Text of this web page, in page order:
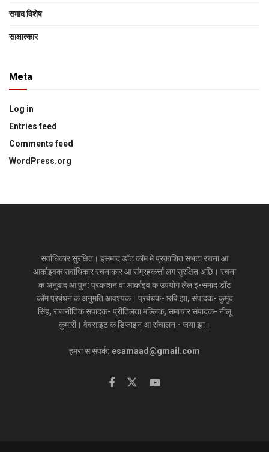
समाद विशेष
साक्षात्‍कार
Meta
Log in
Entries feed
Comments feed
WordPress.org
सर्वाधिकार सुरक्षित। इसमाद डॉट कॉम मे प्रकाशित सभटा रचना आ
आर्काइवक सर्वाधिकार रचनाकार आ संग्रहकर्त्ता लग सुरक्षित अछि। रचना
क अनुवाद आ पुन: प्रकाशन वा आर्काइव क उपयोग लेल इ-समाद डॉट
कॉम प्रबंधन क अनुमति आवश्यक। प्रबंधक- छवि झा, संपादक- कुमुद
सिंह, राजनीतिक संपादक- प्रीतिलता मल्लिक, समाचार संपादक- नीलू
कुमारी। वेवसाइट क डिजाइन आ संचालन - जया झा।
हमरा स संपर्क: esamaad@gmail.com